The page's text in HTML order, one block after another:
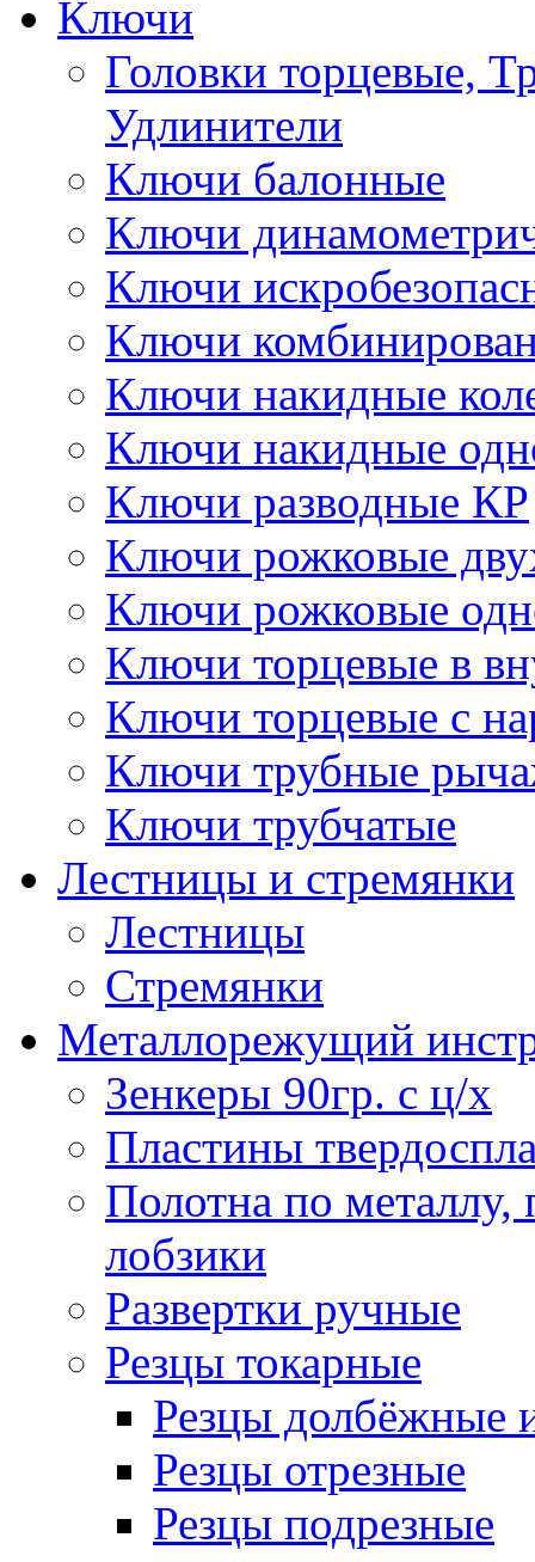
Ключи
Головки торцевые,
Удлинители
Ключи балонные
Ключи
Ключи
Ключи
Ключи накидные
Ключи накидные
Ключи разводные КР
Ключи рожковые
Ключи рожковые
Ключи торцевые в
Ключи торцевые с
Ключи трубные
Ключи трубчатые
Лестницы и стремянки
Лестницы
Стремянки
Металлорежущий
Зенкеры 90гр. с ц/х
Пластины
Полотна по
лобзики
Развертки ручные
Резцы токарные
Резцы долбёжные
Резцы отрезные
Резцы подрезные